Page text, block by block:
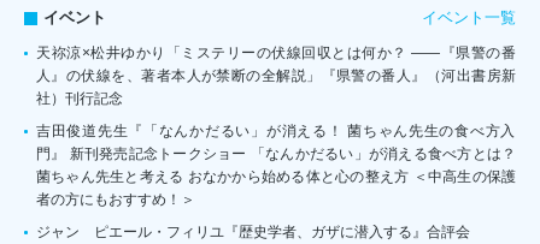
イベント イベント一覧
天祢涼×松井ゆかり「ミステリーの伏線回収とは何か？ ――『県警の番
人』の伏線を、著者本人が禁断の全解説」『県警の番人』（河出書房新
社）刊行記念
吉田俊道先生『「なんかだるい」が消える！ 菌ちゃん先生の食べ方入
門』 新刊発売記念トークショー 「なんかだるい」が消える食べ方とは？
菌ちゃん先生と考える おなかから始める体と心の整え方 ＜中高生の保護
者の方にもおすすめ！＞
ジャン゠ピエール・フィリユ『歴史学者、ガザに潜入する』合評会